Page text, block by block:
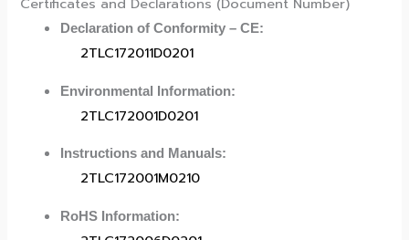
Declaration of Conformity – CE:
2TLC172011D0201
Environmental Information:
2TLC172001D0201
Instructions and Manuals:
2TLC172001M0210
RoHS Information: